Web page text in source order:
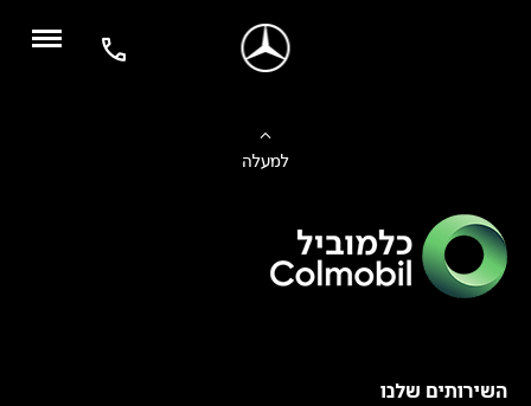
למעלה
השירותים שלנו